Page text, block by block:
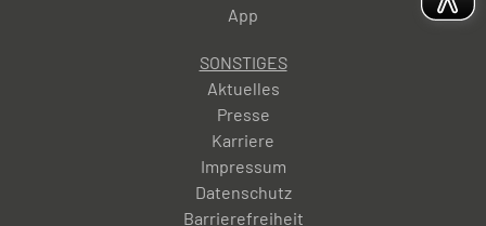
App
SONSTIGES
Aktuelles
Presse
Karriere
Impressum
Datenschutz
Barrierefreiheit